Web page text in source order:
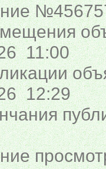
11:00
12:29